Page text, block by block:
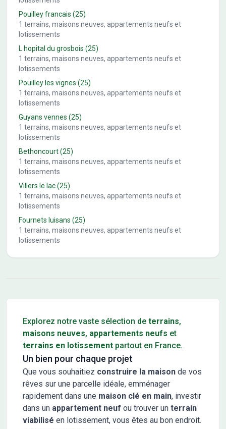
Pouilley francais (25)
1 terrains, maisons neuves, appartements neufs et
lotissements
L hopital du grosbois (25)
1 terrains, maisons neuves, appartements neufs et
lotissements
Pouilley les vignes (25)
1 terrains, maisons neuves, appartements neufs et
lotissements
Guyans vennes (25)
1 terrains, maisons neuves, appartements neufs et
lotissements
Bethoncourt(25)
1 terrains, maisons neuves, appartements neufs et
lotissements
Villers le lac(25)
1 terrains, maisons neuves, appartements neufs et
lotissements
Fournets luisans (25)
1 terrains, maisons neuves, appartements neufs et
lotissements
Explorez notre vaste sélection de terrains,
maisons neuves, appartements neufs et
terrains en lotissement partout en France.
Un bien pour chaque projet
Que vous souhaitiez construire la maison de vos
rêves sur une parcelle idéale, emménager
rapidement dans une maison clé en main, investir
dans un appartement neuf ou trouver un terrain
viabilisé en lotissement, vous êtes au bon endroit.